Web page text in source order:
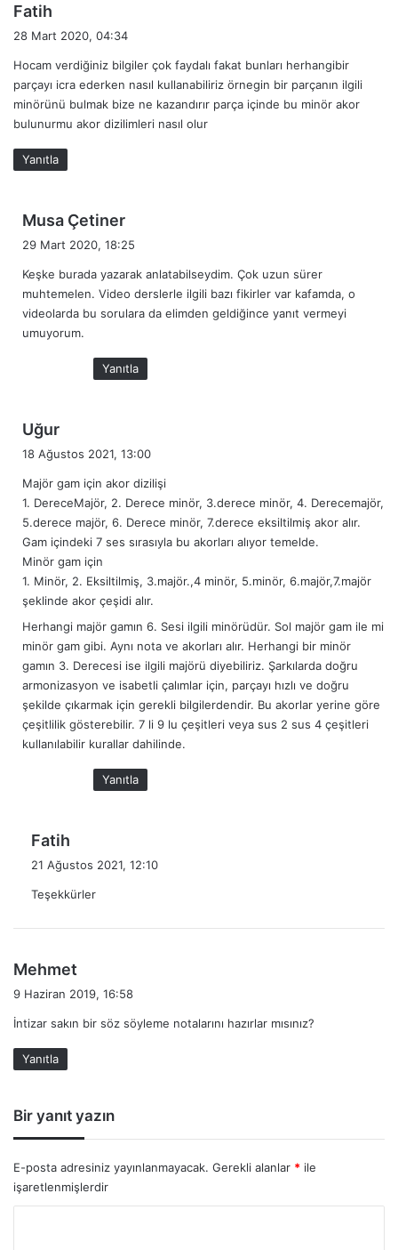
Fatih
k
i
:
28 Mart 2020, 04:34
Hocam verdiğiniz bilgiler çok faydalı fakat bunları herhangibir
parçayı icra ederken nasıl kullanabiliriz örnegin bir parçanın ilgili
minörünü bulmak bize ne kazandırır parça içinde bu minör akor
bulunurmu akor dizilimleri nasıl olur
Yanıtla
Musa Çetiner
i
k
i
29 Mart 2020, 18:25
Keşke burada yazarak anlatabilseydim. Çok uzun sürer
muhtemelen. Video derslerle ilgili bazı fikirler var kafamda, o
videolarda bu sorulara da elimden geldiğince yanıt vermeyi
umuyorum.
Yanıtla
Uğur
i
k
i
:
18 Ağustos 2021, 13:00
Majör gam için akor dizilişi
1. DereceMajör, 2. Derece minör, 3.derece minör, 4. Derecemajör,
5.derece majör, 6. Derece minör, 7.derece eksiltilmiş akor alır.
Gam içindeki 7 ses sırasıyla bu akorları alıyor temelde.
Minör gam için
1. Minör, 2. Eksiltilmiş, 3.majör.,4 minör, 5.minör, 6.majör,7.majör
şeklinde akor çeşidi alır.
Herhangi majör gamın 6. Sesi ilgili minörüdür. Sol majör gam ile mi
minör gam gibi. Aynı nota ve akorları alır. Herhangi bir minör
gamın 3. Derecesi ise ilgili majörü diyebiliriz. Şarkılarda doğru
armonizasyon ve isabetli çalımlar için, parçayı hızlı ve doğru
şekilde çıkarmak için gerekli bilgilerdendir. Bu akorlar yerine göre
çeşitlilik gösterebilir. 7 li 9 lu çeşitleri veya sus 2 sus 4 çeşitleri
kullanılabilir kurallar dahilinde.
Yanıtla
Fatih
i
21 Ağustos 2021, 12:10
Teşekkürler
Mehmet
i
9 Haziran 2019, 16:58
İntizar sakın bir söz söyleme notalarını hazırlar mısınız?
Yanıtla
Bir yanıt yazın
E-posta adresiniz yayınlanmayacak. Gerekli alanlar * ile
işaretlenmişlerdir